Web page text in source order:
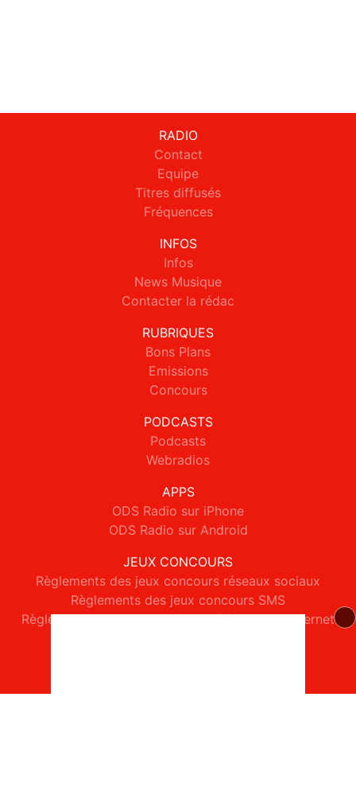
RADIO
Contact
Equipe
Titres diffusés
Fréquences
INFOS
Infos
News Musique
Contacter la rédac
RUBRIQUES
Bons Plans
Emissions
Concours
PODCASTS
Podcasts
Webradios
APPS
ODS Radio sur iPhone
ODS Radio sur Android
JEUX CONCOURS
Règlements des jeux concours réseaux sociaux
Règlements des jeux concours SMS
Règlements des jeux concours téléphone et internet